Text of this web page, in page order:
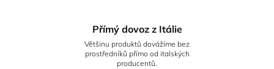
Přímý dovoz z Itálie
Většinu produktů dovážíme bez
prostředníků přímo od italských
producentů.